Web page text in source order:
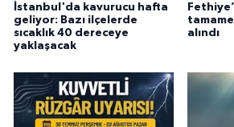
İstanbul'da kavurucu hafta
geliyor: Bazı ilçelerde
sıcaklık 40 dereceye
yaklaşacak
alındı